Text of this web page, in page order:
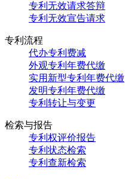
专利无效请求答辩
专利无效宣告请求
专利流程
代办专利费减
外观专利年费代缴
实用新型专利年费代缴
发明专利年费代缴
专利转让与变更
检索与报告
专利权评价报告
专利状态检索
专利查新检索